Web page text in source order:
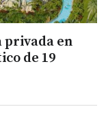
privada en
de 19